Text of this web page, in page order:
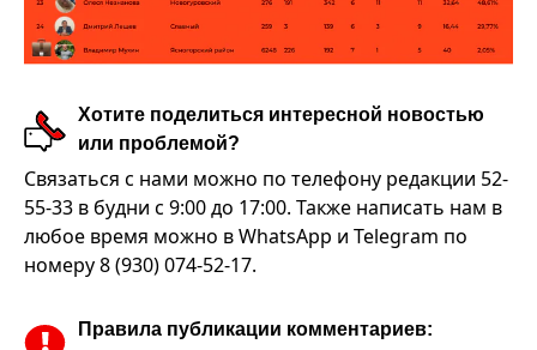
Хотите поделиться интересной новостью
или проблемой?
Связаться с нами можно по телефону редакции 52-
55-33 в будни с 9:00 до 17:00. Также написать нам в
любое время можно в WhatsApp и Telegram по
номеру 8 (930) 074-52-17.
Правила публикации комментариев: